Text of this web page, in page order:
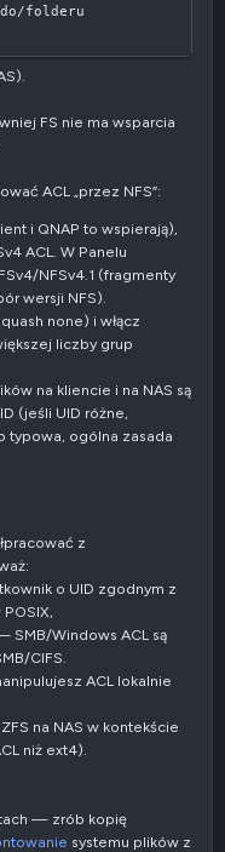
folderu
FS nie ma wsparcia
ACL „przez NFS”:
i QNAP to wspierają),
ACL. W Panelu
NFSv4.1 (fragmenty
wersji NFS).
none) i włącz
liczby grup
na kliencie i na NAS są
(jeśli UID różne,
typowa, ogólna zasada
z
o UID zgodnym z
SMB/Windows ACL są
CIFS.
ACL lokalnie
na NAS w kontekście
niż ext4).
— zrób kopię
systemu plików z